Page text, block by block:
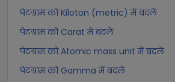
पेटग्राम को Kiloton (metric) में बदलें
पेटग्राम को Carat में बदलें
पेटग्राम को Atomic mass unit में बदलें
पेटग्राम को Gamma में बदलें